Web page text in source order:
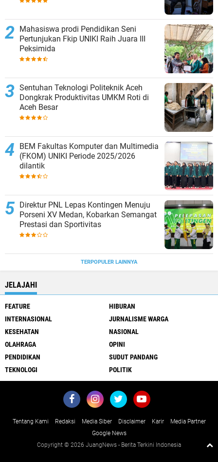
Mahasiswa prodi Pendidikan Seni
Pertunjukan Fkip UNIKI Raih Juara III
Peksimida
Sentuhan Teknologi Politeknik Aceh
Dongkrak Produktivitas UMKM Roti di
Aceh Besar
BEM Fakultas Komputer dan Multimedia
(FKOM) UNIKI Periode 2025/2026
dilantik
Direktur PNL Lepas Kontingen Menuju
Porseni XV Medan, Kobarkan Semangat
Prestasi dan Sportivitas
TERPOPULER LAINNYA
JELAJAHI
FEATURE
HIBURAN
INTERNASIONAL
JURNALISME WARGA
KESEHATAN
NASIONAL
OLAHRAGA
OPINI
PENDIDIKAN
SUDUT PANDANG
TEKNOLOGI
POLITIK
Tentang Kami Redaksi Media Siber Disclaimer Karir
Media Partner
Google News
Copyright © 2026 JuangNews - Berita Terkini Indonesia